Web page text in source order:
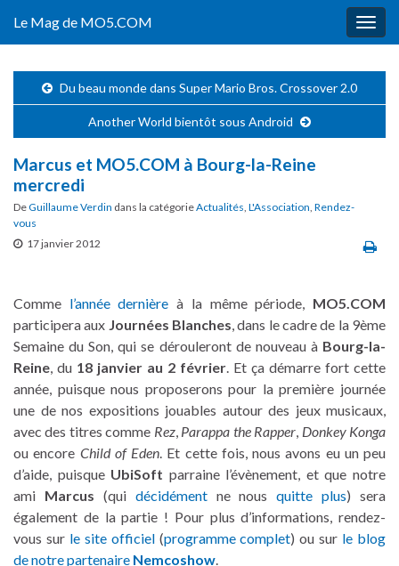
Le Mag de MO5.COM
Du beau monde dans Super Mario Bros. Crossover 2.0
Another World bientôt sous Android
Marcus et MO5.COM à Bourg-la-Reine
mercredi
DeGuillaume Verdin dans la catégorieActualités, L'Association, Rendez-
vous
17 janvier 2012
Comme l’année dernière à la même période, MO5.COM
participera aux Journées Blanches, dans le cadre de la 9ème
Semaine du Son, qui se dérouleront de nouveau à Bourg-la-
Reine, du 18 janvier au 2 février. Et ça démarre fort cette
année, puisque nous proposerons pour la première journée
une de nos expositions jouables autour des jeux musicaux,
avec des titres comme Rez, Parappa the Rapper, Donkey Konga
ou encore Child of Eden. Et cette fois, nous avons eu un peu
d’aide, puisque UbiSoft parraine l’évènement, et que notre
ami Marcus (qui décidémentne nousquitte plus) sera
également de la partie ! Pour plus d’informations, rendez-
vous sur le site officiel(programme complet) ou sur le blog
de notre partenaire Nemcoshow.